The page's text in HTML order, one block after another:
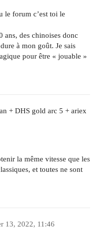
le forum c’est toi le
ans, des chinoises donc
à mon goût. Je sais
pour être « jouable »
+ DHS gold arc 5 + ariex
la même vitesse que les
et toutes ne sont
13, 2022, 11:46